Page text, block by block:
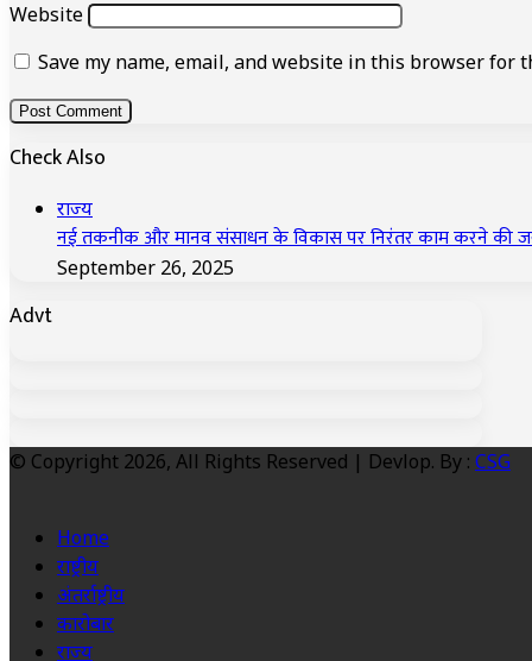
Website
Save my name, email, and website in this browser for
Check Also
राज्य
नई तकनीक और मानव संसाधन के विकास पर निरंतर काम करने की
September 26, 2025
Advt
© Copyright 2026, All Rights Reserved | Devlop. By : CSG
Home
राष्ट्रीय
अंतर्राष्ट्रीय
कारोबार
राज्य